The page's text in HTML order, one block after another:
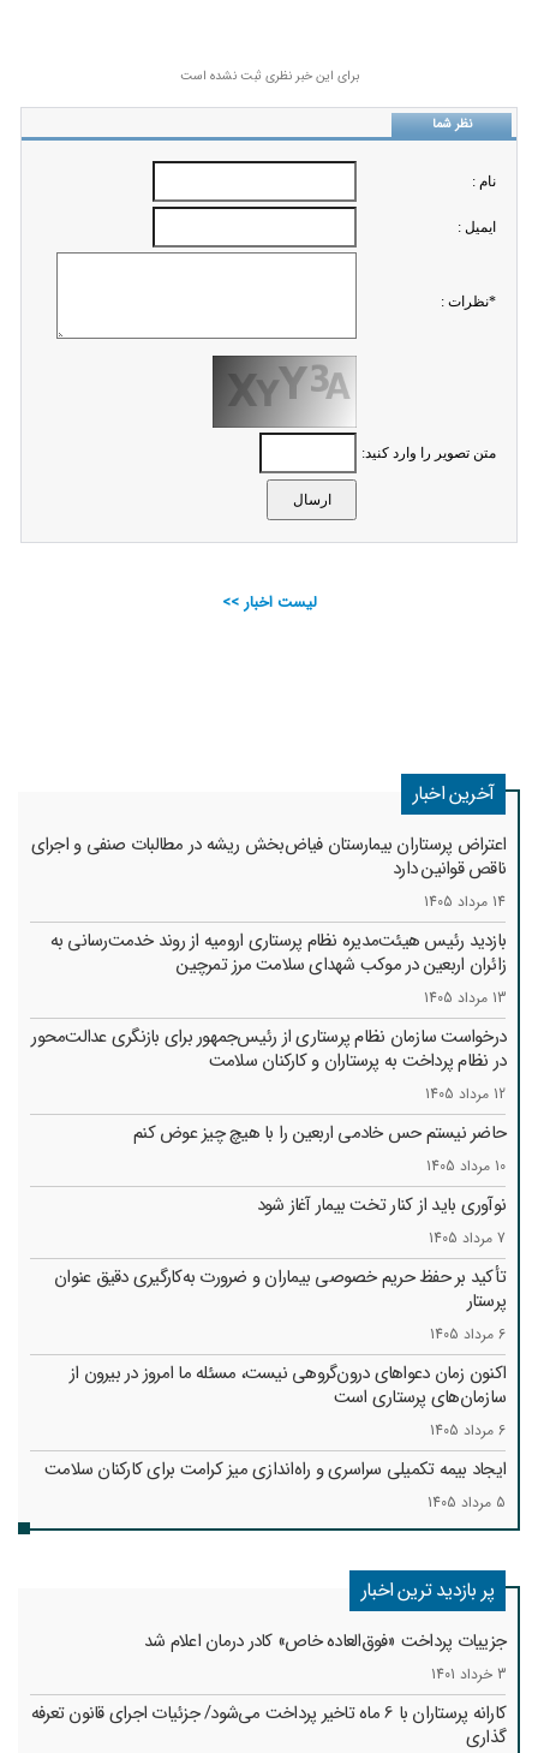
برای این خبر نظری ثبت نشده است
نظر شما
نام :
ايميل :
*نظرات :
متن تصویر را وارد کنید:
لیست اخبار >>
آخرین اخبار
اعتراض پرستاران بیمارستان فیاض‌بخش ریشه در مطالبات صنفی و اجرای
ناقص قوانین دارد
14 مرداد 1405
بازدید رئیس هیئت‌مدیره نظام پرستاری ارومیه از روند خدمت‌رسانی به
زائران اربعین در موکب شهدای سلامت مرز تمرچین
13 مرداد 1405
درخواست سازمان نظام پرستاری از رئیس‌جمهور برای بازنگری عدالت‌محور
در نظام پرداخت به پرستاران و کارکنان سلامت
12 مرداد 1405
حاضر نیستم حس خادمی اربعین را با هیچ چیز عوض کنم
10 مرداد 1405
نوآوری باید از کنار تخت بیمار آغاز شود
7 مرداد 1405
تأکید بر حفظ حریم خصوصی بیماران و ضرورت به‌کارگیری دقیق عنوان
پرستار
6 مرداد 1405
اکنون زمان دعواهای درون‌گروهی نیست، مسئله ما امروز در بیرون از
سازمان‌های پرستاری است
6 مرداد 1405
ایجاد بیمه تکمیلی سراسری و راه‌اندازی میز کرامت برای کارکنان سلامت
5 مرداد 1405
پر بازدید ترین اخبار
جزییات پرداخت «فوق‌العاده خاص» کادر درمان اعلام شد
3 خرداد 1401
کارانه‌ پرستاران با 6 ماه تاخیر پرداخت می‌شود/ جزئیات اجرای قانون تعرفه
گذاری